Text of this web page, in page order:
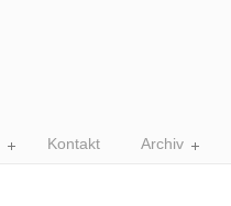
Kontakt Archiv